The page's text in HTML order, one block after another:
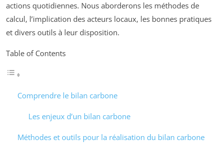
actions quotidiennes. Nous aborderons les méthodes de
calcul, l’implication des acteurs locaux, les bonnes pratiques
et divers outils à leur disposition.
Table of Contents
Comprendre le bilan carbone
Les enjeux d’un bilan carbone
Méthodes et outils pour la réalisation du bilan carbone